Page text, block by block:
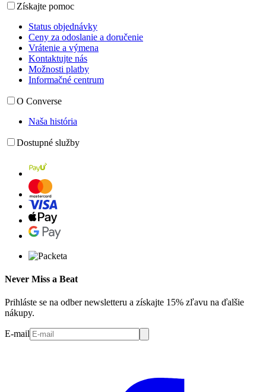
Získajte pomoc
Status objednávky
Ceny za odoslanie a doručenie
Vrátenie a výmena
Kontaktujte nás
Možnosti platby
Informačné centrum
O Converse
Naša história
Dostupné služby
Never Miss a Beat
Prihláste se na odber newsletteru a získajte 15% zľavu na ďalšie
nákupy.
E-mail